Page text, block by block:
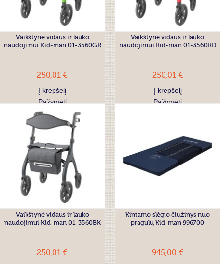
Vaikštynė vidaus ir lauko
naudojimui Kid-man 01-3560GR
250,01 €
Į krepšelį
Pažymėti
Vaikštynė vidaus ir lauko
naudojimui Kid-man 01-3560RD
250,01 €
Į krepšelį
Pažymėti
Vaikštynė vidaus ir lauko
naudojimui Kid-man 01-3560BK
250,01 €
Kintamo slėgio čiužinys nuo
pragulų Kid-man 996700
945,00 €